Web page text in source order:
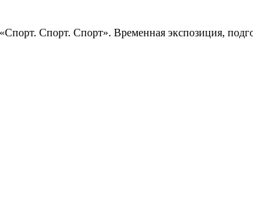
Спорт. Спорт». Временная экспозиция,